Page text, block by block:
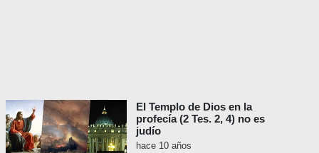
El Templo de Dios en la
profecía (2 Tes. 2, 4) no es
judío
hace 10 años